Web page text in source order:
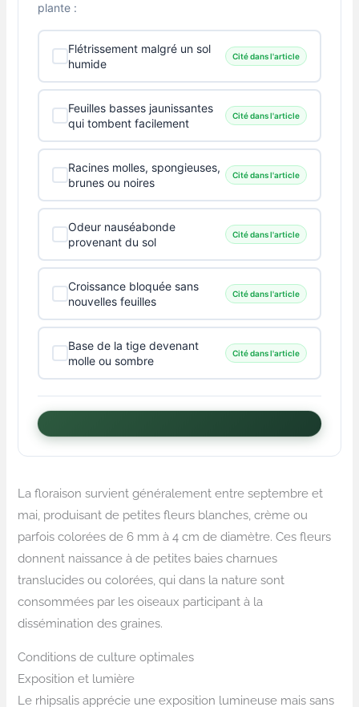
plante :
Flétrissement malgré un sol
humide
Cité dans l'article
Feuilles basses jaunissantes
qui tombent facilement
Cité dans l'article
Racines molles, spongieuses,
brunes ou noires
Cité dans l'article
Odeur nauséabonde
provenant du sol
Cité dans l'article
Croissance bloquée sans
nouvelles feuilles
Cité dans l'article
Base de la tige devenant
molle ou sombre
Cité dans l'article
La floraison survient généralement entre septembre et
mai, produisant de petites fleurs blanches, crème ou
parfois colorées de 6 mm à 4 cm de diamètre. Ces fleurs
donnent naissance à de petites baies charnues
translucides ou colorées, qui dans la nature sont
consommées par les oiseaux participant à la
dissémination des graines.
Conditions de culture optimales
Exposition et lumière
Le rhipsalis apprécie une exposition lumineuse mais sans